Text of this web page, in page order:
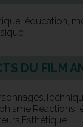
éducation,
DU FILM